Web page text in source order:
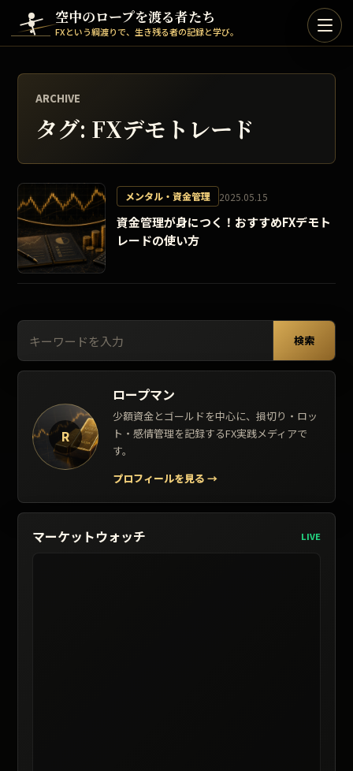
Skip to content空中のロープを渡る者たち
FXという綱渡りで、生き残る者の記録と学び。
ARCHIVE
タグ: FXデモトレード
メンタル・資金管理 2025.05.15
資金管理が身につく！おすすめFXデモト
レードの使い方
検索
R
ロープマン
少額資金とゴールドを中心に、損切り・ロッ
ト・感情管理を記録するFX実践メディアで
す。
プロフィールを見る →
マーケットウォッチ LIVE